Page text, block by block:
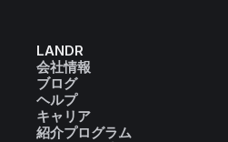
LANDR
会社情報
ブログ
ヘルプ
キャリア
紹介プログラム